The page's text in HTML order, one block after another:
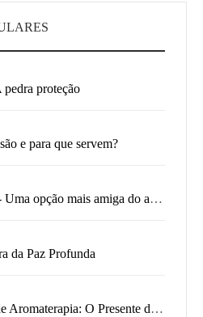
proteção
e para que servem?
Shampoo sólido- Uma opção mais amiga do ambiente
da Paz Profunda
🎄✨ Difusores de Aromaterapia: O Presente de Natal Que Perfuma, Equilibra e Encanta